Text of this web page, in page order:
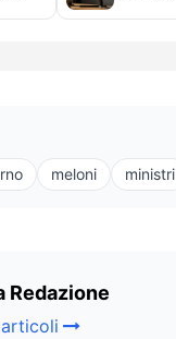
meloni ministri
Redazione